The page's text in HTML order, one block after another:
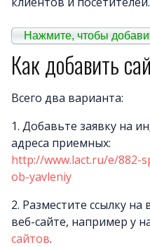
Нажмите, чтобы
Как добавить
Всего два варианта:
1. Добавьте заявку на
адреса приемных:
http://www.lact.ru/e/882-
ob-yavleniy
2. Разместите ссылку
веб-сайте, например у
сайтов.